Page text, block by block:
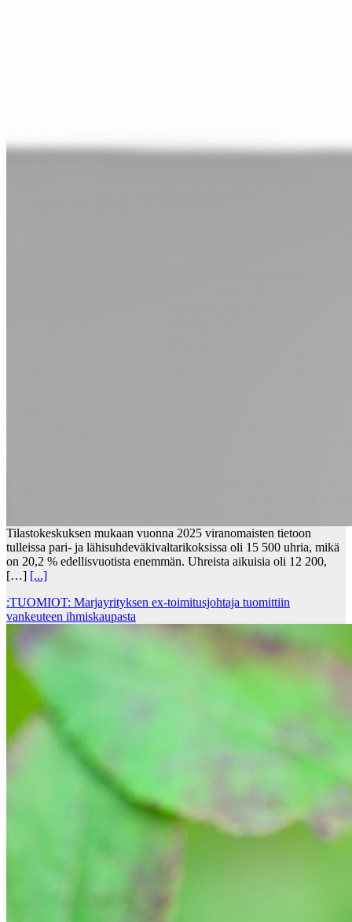
Tilastokeskuksen mukaan vuonna 2025 viranomaisten tietoon
tulleissa pari- ja lähisuhdeväkivaltarikoksissa oli 15 500 uhria, mikä
on 20,2 % edellisvuotista enemmän. Uhreista aikuisia oli 12 200,
[…] [...]
:TUOMIOT: Marjayrityksen ex-toimitusjohtaja tuomittiin
vankeuteen ihmiskaupasta